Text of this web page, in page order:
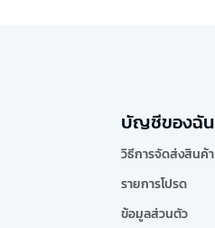
บัญชีของฉัน
วิธีการจัดส่งสินค้า
รายการโปรด
ข้อมูลส่วนตัว